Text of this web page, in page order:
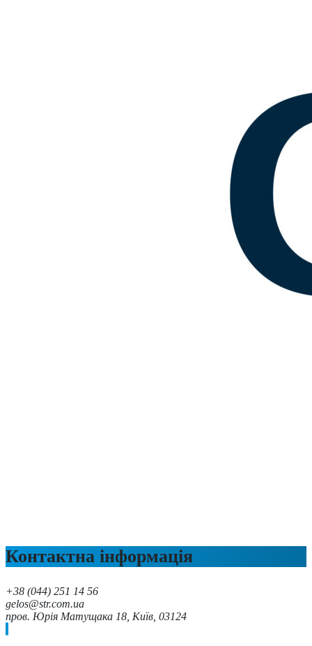
Контактна інформація
+38 (044) 251 14 56
gelos@str.com.ua
пров. Юрія Матущака 18, Київ, 03124